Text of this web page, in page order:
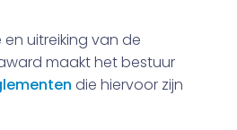
uitreiking van de
maakt het bestuur
die hiervoor zijn